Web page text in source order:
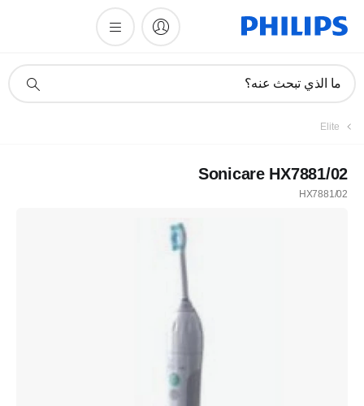
دعم
ما الذي تبحث عنه؟
Elite
Sonicare HX7881/02
HX7881/02